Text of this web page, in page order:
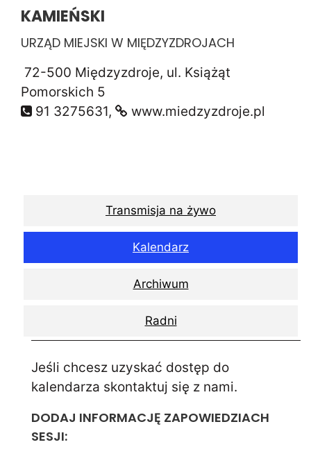
KAMIEŃSKI
URZĄD MIEJSKI W MIĘDZYZDROJACH
72-500 Międzyzdroje, ul. Książąt
Pomorskich 5
91 3275631,
www.miedzyzdroje.pl
Transmisja na żywo
Kalendarz
Archiwum
Radni
Jeśli chcesz uzyskać dostęp do
kalendarza skontaktuj się z nami.
DODAJ INFORMACJĘ ZAPOWIEDZIACH
SESJI: